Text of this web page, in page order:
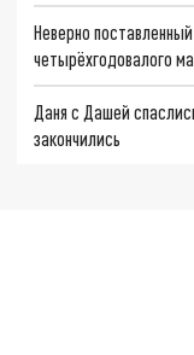
Неверно
четырёхгодовалого
Даня с Дашей
закончились